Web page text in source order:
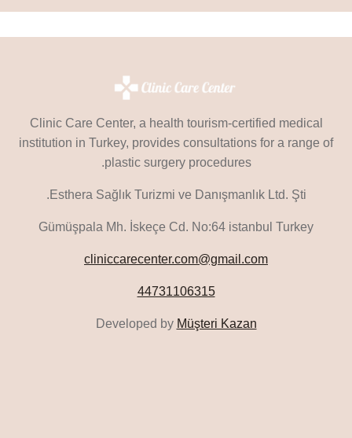
Clinic Care Center, a health tourism-certified medical
institution in Turkey, provides consultations for a range of
plastic surgery procedures.
Esthera Sağlık Turizmi ve Danışmanlık Ltd. Şti.
Gümüşpala Mh. İskeçe Cd. No:64 istanbul Turkey
cliniccarecenter.com@gmail.com
44731106315
Developed by Müşteri Kazan